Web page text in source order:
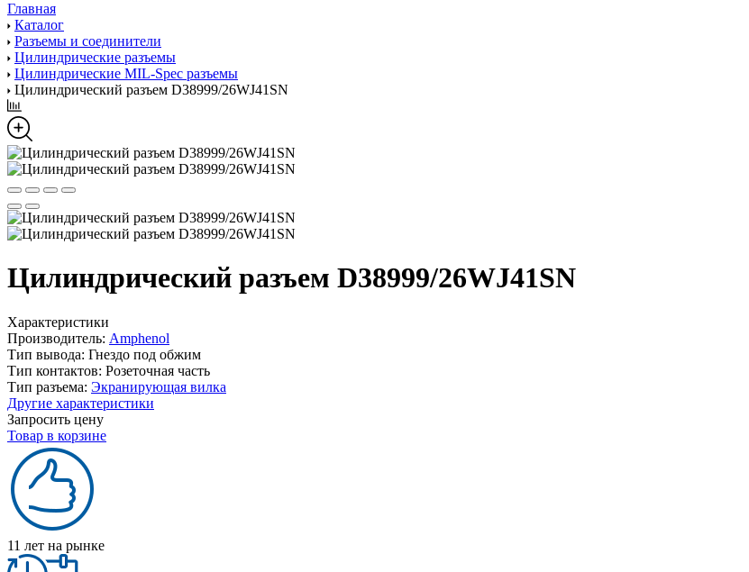
Главная
Каталог
Разъемы и соединители
Цилиндрические разъемы
Цилиндрические MIL-Spec разъемы
Цилиндрический разъем D38999/26WJ41SN
Цилиндрический разъем D38999/26WJ41SN
Характеристики
Производитель: Amphenol
Тип вывода: Гнездо под обжим
Тип контактов: Розеточная часть
Тип разъема: Экранирующая вилка
Другие характеристики
Запросить цену
Товар в корзине
11 лет на рынке